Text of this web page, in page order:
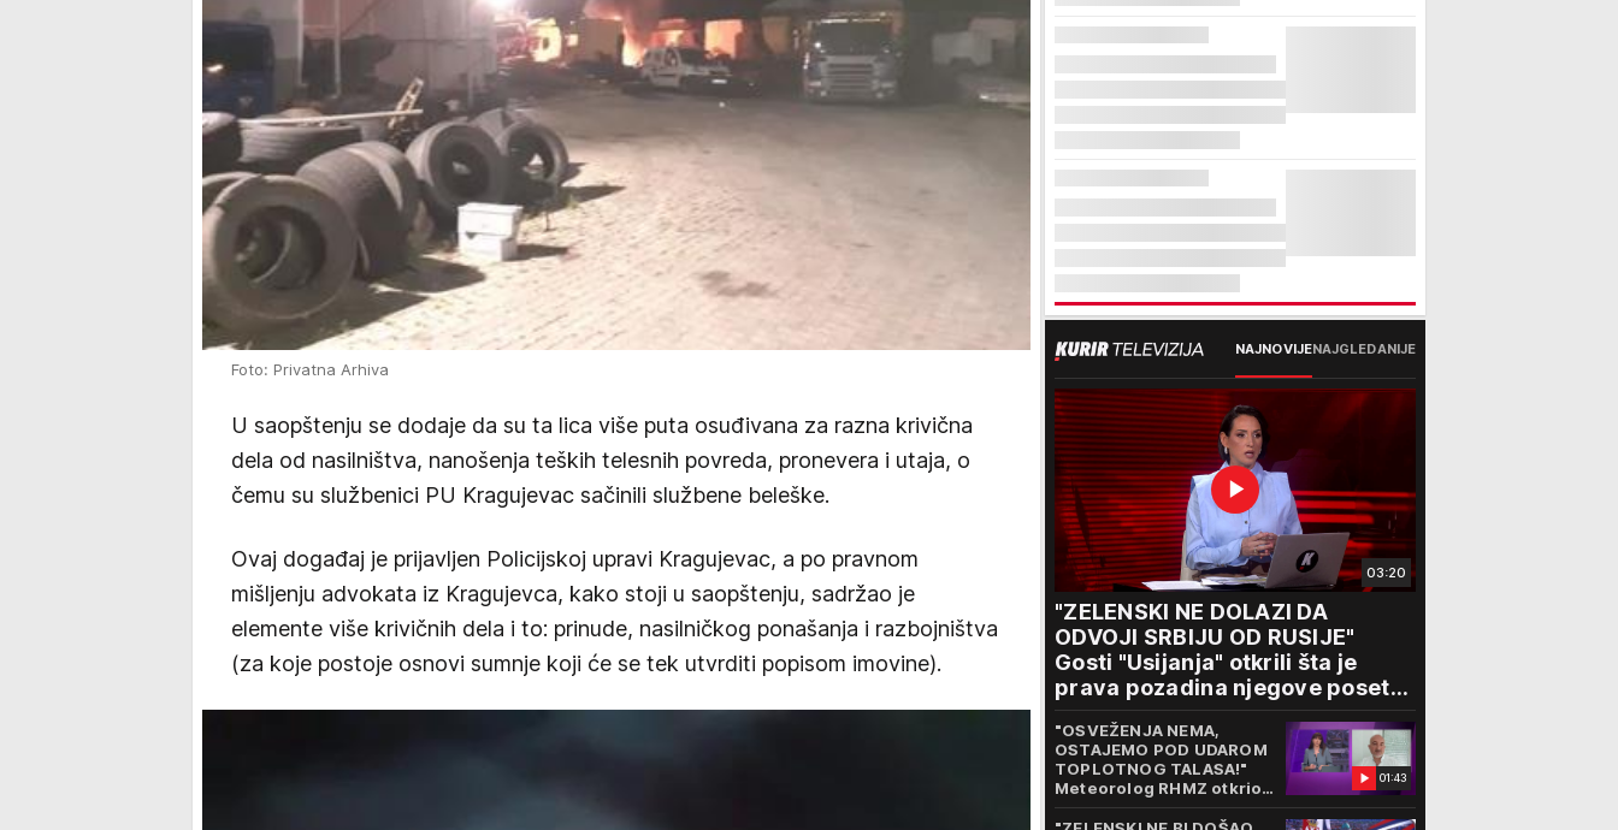
Foto: Privatna Arhiva
U saopštenju se dodaje da su ta lica više puta osuđivana za razna krivična
dela od nasilništva, nanošenja teških telesnih povreda, pronevera i utaja, o
čemu su službenici PU Kragujevac sačinili službene beleške.
Ovaj događaj je prijavljen Policijskoj upravi Kragujevac, a po pravnom
mišljenju advokata iz Kragujevca, kako stoji u saopštenju, sadržao je
elemente više krivičnih dela i to: prinude, nasilničkog ponašanja i razbojništva
(za koje postoje osnovi sumnje koji će se tek utvrditi popisom imovine).
NAJNOVIJENAJGLEDANIJE
03:20
"ZELENSKI NE DOLAZI DA
ODVOJI SRBIJU OD RUSIJE"
Gosti "Usijanja" otkrili šta je
prava pozadina njegove posete
Beogradu
01:43
"OSVEŽENJA NEMA,
OSTAJEMO POD UDAROM
TOPLOTNOG TALASA!"
Meteorolog RHMZ otkrio
kakvo vreme nas čeka do
kraja avgusta